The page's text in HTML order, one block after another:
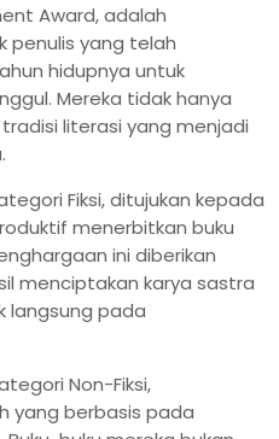
Award, adalah
penulis yang telah
hidupnya untuk
Mereka tidak hanya
literasi yang menjadi
Fiksi, ditujukan kepada
menerbitkan buku
ini diberikan
menciptakan karya sastra
langsung pada
Non-Fiksi,
yang berbasis pada